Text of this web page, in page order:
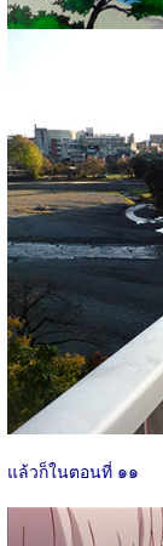
แล้วก็ในตอนที่ ๑๑